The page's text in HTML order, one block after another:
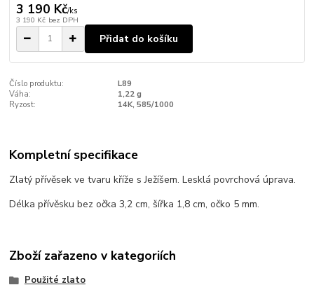
3 190 Kč/ks
3 190 Kč bez DPH
Přidat do košíku
Číslo produktu:
L89
Váha:
1,22 g
Ryzost:
14K, 585/1000
Kompletní specifikace
Zlatý přívěsek ve tvaru kříže s Ježíšem. Lesklá povrchová úprava.
Délka přívěsku bez očka 3,2 cm, šířka 1,8 cm, očko 5 mm.
Zboží zařazeno v kategoriích
Použité zlato